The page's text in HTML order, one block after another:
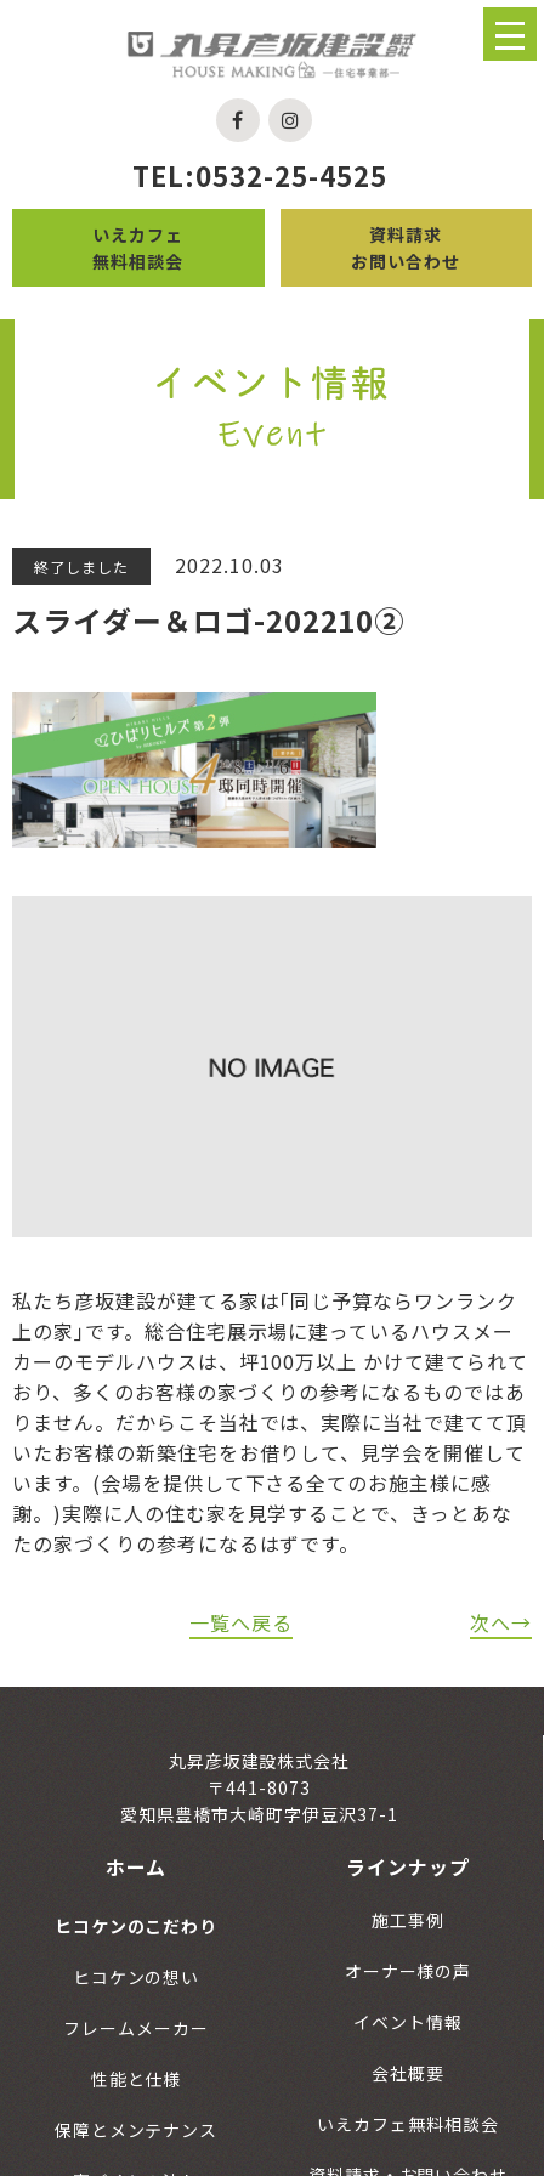
TEL:0532-25-4525
いえカフェ
無料相談会
資料請求
お問い合わせ
終了しました 2022.10.03
スライダー＆ロゴ-202210②
私たち彦坂建設が建てる家は｢同じ予算ならワンランク
上の家｣です。総合住宅展示場に建っているハウスメー
カーのモデルハウスは、坪100万以上 かけて建てられて
おり、多くのお客様の家づくりの参考になるものではあ
りません。だからこそ当社では、実際に当社で建てて頂
いたお客様の新築住宅をお借りして、見学会を開催して
います。(会場を提供して下さる全てのお施主様に感
謝。)実際に人の住む家を見学することで、きっとあな
たの家づくりの参考になるはずです。
一覧へ戻る 次へ→
丸昇彦坂建設株式会社
〒441-8073
愛知県豊橋市大崎町字伊豆沢37-1
ホーム
ヒコケンのこだわり
ヒコケンの想い
フレームメーカー
性能と仕様
保障とメンテナンス
ラインナップ
施工事例
オーナー様の声
イベント情報
会社概要
いえカフェ無料相談会